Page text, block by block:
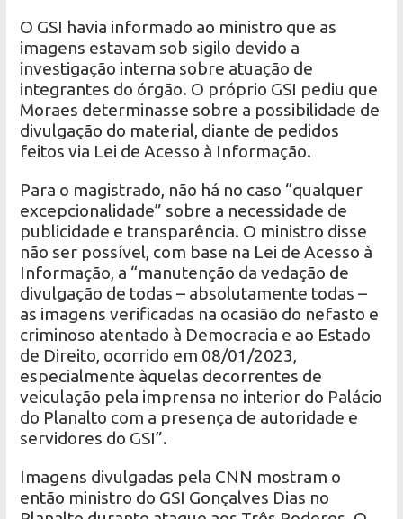
O GSI havia informado ao ministro que as
imagens estavam sob sigilo devido a
investigação interna sobre atuação de
integrantes do órgão. O próprio GSI pediu que
Moraes determinasse sobre a possibilidade de
divulgação do material, diante de pedidos
feitos via Lei de Acesso à Informação.
Para o magistrado, não há no caso “qualquer
excepcionalidade” sobre a necessidade de
publicidade e transparência. O ministro disse
não ser possível, com base na Lei de Acesso à
Informação, a “manutenção da vedação de
divulgação de todas – absolutamente todas –
as imagens verificadas na ocasião do nefasto e
criminoso atentado à Democracia e ao Estado
de Direito, ocorrido em 08/01/2023,
especialmente àquelas decorrentes de
veiculação pela imprensa no interior do Palácio
do Planalto com a presença de autoridade e
servidores do GSI”.
Imagens divulgadas pela CNN mostram o
então ministro do GSI Gonçalves Dias no